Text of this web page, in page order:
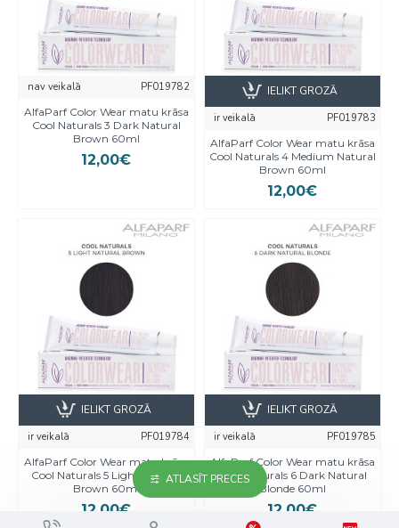
nav veikalā
PF019782
AlfaParf Color Wear matu krāsa
Cool Naturals 3 Dark Natural
Brown 60ml
12,00€
ir veikalā
PF019783
AlfaParf Color Wear matu krāsa
Cool Naturals 4 Medium Natural
Brown 60ml
12,00€
IELIKT GROZĀ
ir veikalā
PF019784
AlfaParf Color Wear matu krāsa
Cool Naturals 5 Light Natural
Brown 60ml
12,00€
IELIKT GROZĀ
ir veikalā
PF019785
AlfaParf Color Wear matu krāsa
Cool Naturals 6 Dark Natural
Blonde 60ml
12,00€
IELIKT GROZĀ
ATLASĪT PRECES